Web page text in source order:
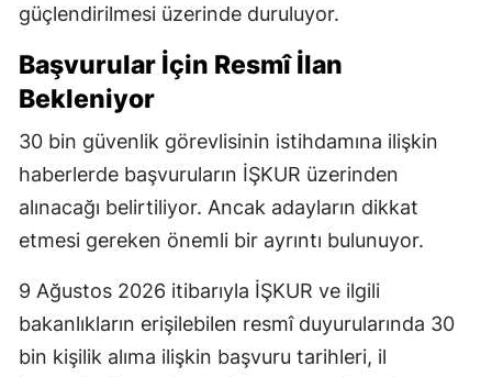
güçlendirilmesi üzerinde duruluyor.
Başvurular İçin Resmî İlan
Bekleniyor
30 bin güvenlik görevlisinin istihdamına ilişkin
haberlerde başvuruların İŞKUR üzerinden
alınacağı belirtiliyor. Ancak adayların dikkat
etmesi gereken önemli bir ayrıntı bulunuyor.
9 Ağustos 2026 itibarıyla İŞKUR ve ilgili
bakanlıkların erişilebilen resmî duyurularında 30
bin kişilik alıma ilişkin başvuru tarihleri, il